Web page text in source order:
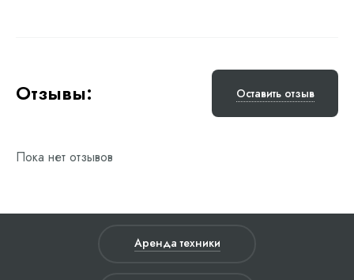
Отзывы: Оставить отзыв
Пока нет отзывов
Аренда техники